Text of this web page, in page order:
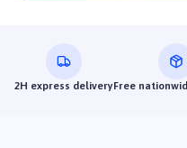
2H express deliveryFree